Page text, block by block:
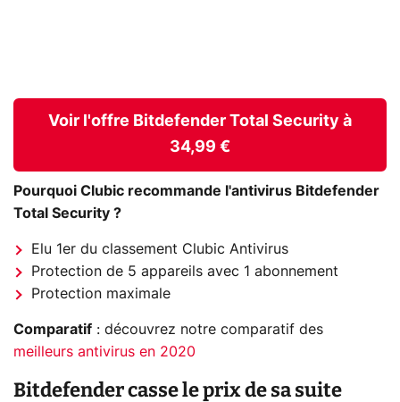
Voir l'offre Bitdefender Total Security à
34,99 €
Pourquoi Clubic recommande l'antivirus Bitdefender
Total Security ?
Elu 1er du classement Clubic Antivirus
Protection de 5 appareils avec 1 abonnement
Protection maximale
Comparatif : découvrez notre comparatif des
meilleurs antivirus en 2020
Bitdefender casse le prix de sa suite